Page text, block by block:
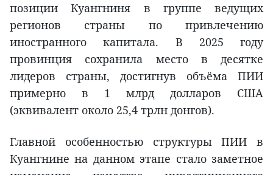
позиции Куангниня в группе ведущих
регионов страны по привлечению
иностранного капитала. В 2025 году
провинция сохранила место в десятке
лидеров страны, достигнув объёма ПИИ
примерно в 1 млрд долларов США
(эквивалент около 25,4 трлн донгов).
Главной особенностью структуры ПИИ в
Куангнине на данном этапе стало заметное